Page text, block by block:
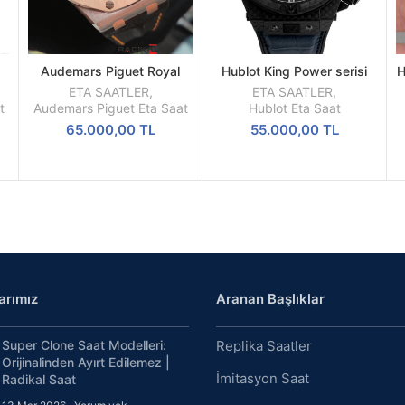
SEPETE
EKLE
Audemars Piguet Royal
Oak Offshore 1:1 En İyi
Üretim ETA
ETA SAATLER,
Audemars Piguet Eta Saat
65.000,00 TL
SEPETE
EKLE
Hublot King Power serisi
731.QX.1190.GR.ABB12
Gerçek Karbon FiberKasa
ETA SAATLER,
Hublot Eta Saat
55.000,00 TL
Super Clone Saat Modelleri:
Orijinalinden Ayırt Edilemez |
Radikal Saat
Aranan Başlıklar
Replika Saatler
İmitasyon Saat